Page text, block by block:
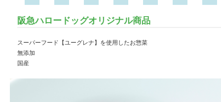
阪急ハロードッグオリジナル商品
スーパーフード【ユーグレナ】を使用したお惣菜
無添加
国産